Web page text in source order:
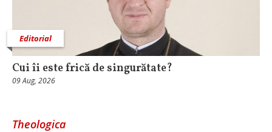
Editorial
Cui îi este frică de singurătate?
09 Aug, 2026
Theologica